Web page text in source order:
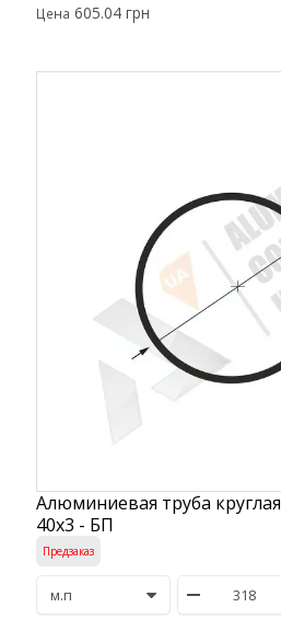
Цена 605.04 грн
Алюминиевая труба круглая
40х3 - БП
Предзаказ